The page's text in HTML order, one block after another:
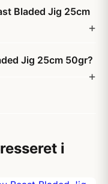
Bladed Jig 25cm
Jig 25cm 50gr?
i